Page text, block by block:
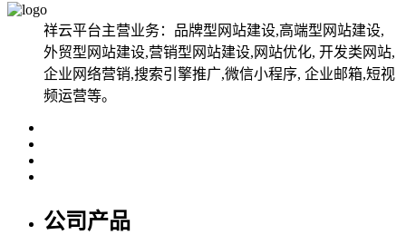
祥云平台主营业务：品牌型网站建设,高端型网站建设,
外贸型网站建设,营销型网站建设,网站优化, 开发类网站,
企业网络营销,搜索引擎推广,微信小程序, 企业邮箱,短视
频运营等。
公司产品